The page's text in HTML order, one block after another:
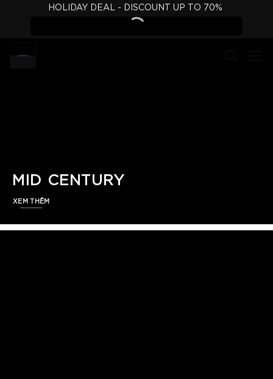
HOLIDAY DEAL - DISCOUNT UP TO 70%
MID CENTURY
XEM THÊM